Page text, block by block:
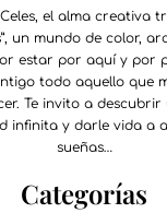
el alma creativa
un mundo de color,
estar por aquí y por
todo aquello que
Te invito a descubrir
infinita y darle vida a
sueñas…
Categorías